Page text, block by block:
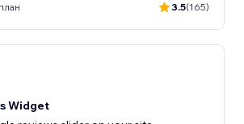
3.5(165)
Widget